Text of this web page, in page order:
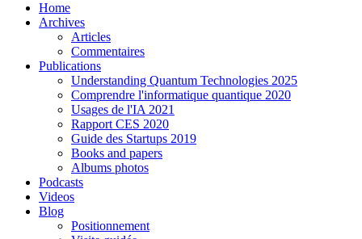
Home
Archives
Articles
Commentaires
Publications
Understanding Quantum Technologies 2025
Comprendre l'informatique quantique 2020
Usages de l'IA 2021
Rapport CES 2020
Guide des Startups 2019
Books and papers
Albums photos
Podcasts
Videos
Blog
Positionnement